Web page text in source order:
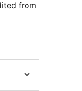
from